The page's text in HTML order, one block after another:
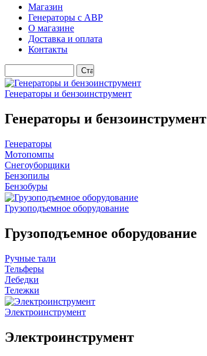
Магазин
Генераторы с АВР
О магазине
Доставка и оплата
Контакты
Генераторы и бензоинструмент
Генераторы и бензоинструмент
Генераторы
Мотопомпы
Снегоуборщики
Бензопилы
Бензобуры
Грузоподъемное оборудование
Грузоподъемное оборудование
Ручные тали
Тельферы
Лебедки
Тележки
Электроинструмент
Электроинструмент